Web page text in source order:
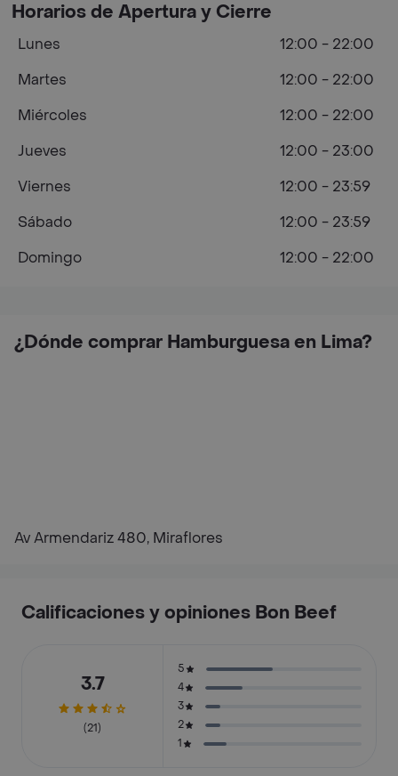
¿Dónde comprar Hamburguesa en Lima?
Av Armendariz 480, Miraflores
Horarios de Apertura y Cierre
Lunes
12:00 - 22:00
Martes
12:00 - 22:00
Miércoles
12:00 - 22:00
Jueves
12:00 - 23:00
Viernes
12:00 - 23:59
Sábado
12:00 - 23:59
Domingo
12:00 - 22:00
Calificaciones y opiniones Bon Beef
3.7
(21)
5
4
3
2
1